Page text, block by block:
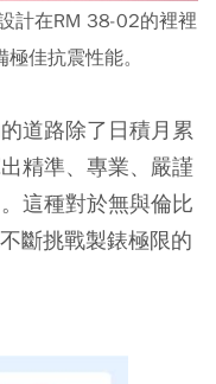
計在RM 38-02的裡裡
佳抗震性能。
道路除了日積月累
精準、專業、嚴謹
這種對於無與倫比
斷挑戰製錶極限的